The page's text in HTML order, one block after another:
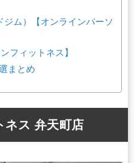
ム）【オンラインパーソ
フィットネス】
まとめ
ネス 弁天町店